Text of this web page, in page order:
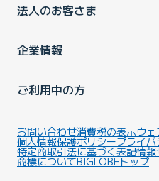
法人のお客さま
企業情報
ご利用中の方
お問い合わせ消費税の表示ウ
個人情報保護ポリシープライ
特定商取引法に基づく表記情報
商標についてBIGLOBEトップ